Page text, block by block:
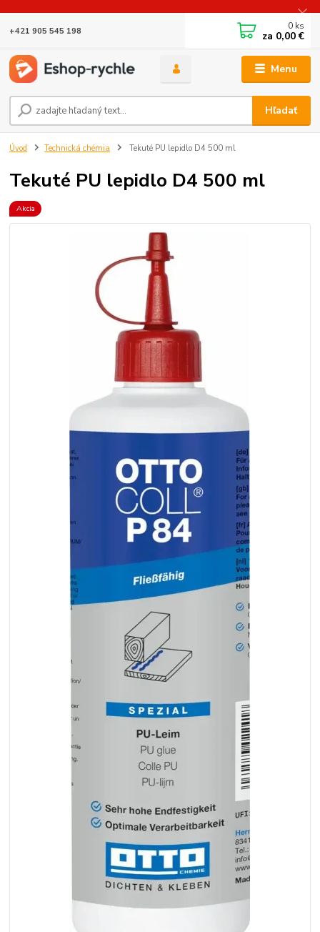
Menu
Hľadať
+421 905 545 198 0 ks
za 0,00 €
Úvod Technická chémia Tekuté PU lepidlo D4 500 ml
Tekuté PU lepidlo D4 500 ml
Akcia